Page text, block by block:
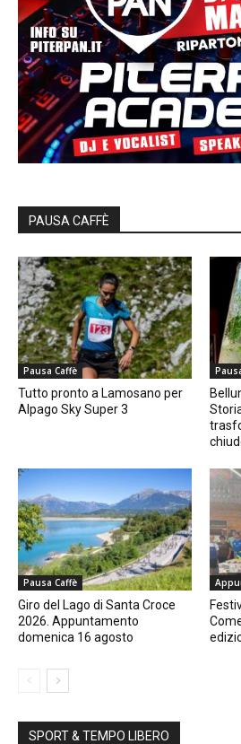
PAUSA CAFFÈ
Pausa Caffè
Tutto pronto a Lamosano per
Alpago Sky Super 3
Pausa Caffè
Giro del Lago di Santa Croce
2026. Appuntamento
domenica 16 agosto
SPORT & TEMPO LIBERO